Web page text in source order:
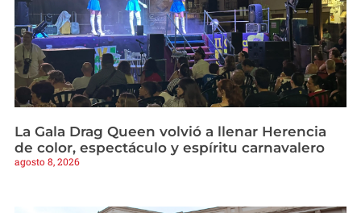
La Gala Drag Queen volvió a llenar Herencia
de color, espectáculo y espíritu carnavalero
agosto 8, 2026